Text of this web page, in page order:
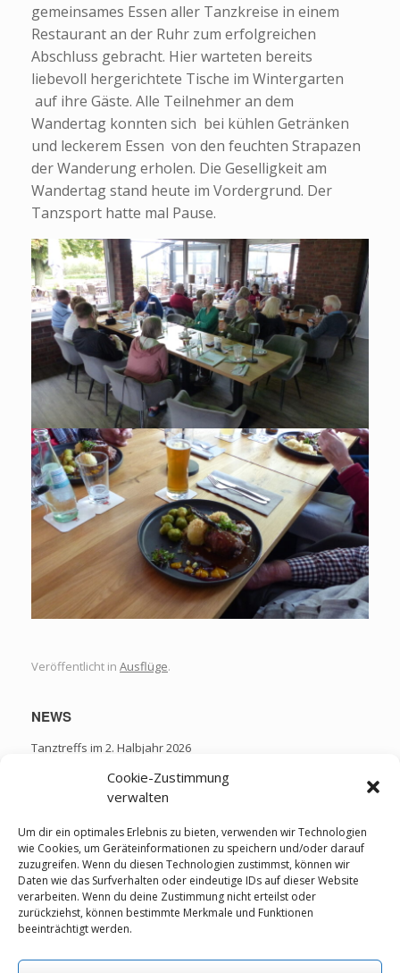
Cookie-Zustimmung
verwalten
Um dir ein optimales Erlebnis zu bieten, verwenden wir Technologien
wie Cookies, um Geräteinformationen zu speichern und/oder darauf
zuzugreifen. Wenn du diesen Technologien zustimmst, können wir
Daten wie das Surfverhalten oder eindeutige IDs auf dieser Website
verarbeiten. Wenn du deine Zustimmung nicht erteilst oder
zurückziehst, können bestimmte Merkmale und Funktionen
beeinträchtigt werden.
gemeinsames Essen aller Tanzkreise in einem
Restaurant an der Ruhr zum erfolgreichen
Abschluss gebracht. Hier warteten bereits
liebevoll hergerichtete Tische im Wintergarten
auf ihre Gäste. Alle Teilnehmer an dem
Wandertag konnten sich bei kühlen Getränken
und leckerem Essen von den feuchten Strapazen
der Wanderung erholen. Die Geselligkeit am
Wandertag stand heute im Vordergrund. Der
Tanzsport hatte mal Pause.
Veröffentlicht in Ausflüge.
NEWS
Tanztreffs im 2. Halbjahr 2026
Workshops im 2. Halbjahr 2026
Tanz im Mai 2025
Wandertag 2024
Kategorien
Ausflüge
Feiern